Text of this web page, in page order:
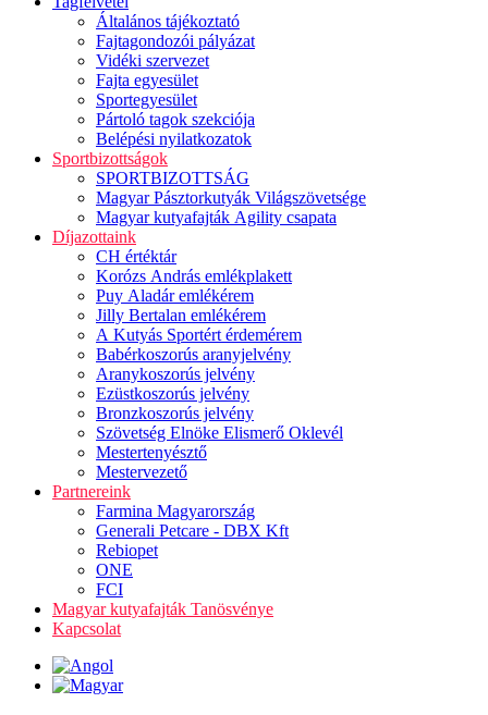
Általános tájékoztató
Fajtagondozói pályázat
Vidéki szervezet
Fajta egyesület
Sportegyesület
Pártoló tagok szekciója
Belépési nyilatkozatok
Sportbizottságok
SPORTBIZOTTSÁG
Magyar Pásztorkutyák Világszövetsége
Magyar kutyafajták Agility csapata
Díjazottaink
CH értéktár
Korózs András emlékplakett
Puy Aladár emlékérem
Jilly Bertalan emlékérem
A Kutyás Sportért érdemérem
Babérkoszorús aranyjelvény
Aranykoszorús jelvény
Ezüstkoszorús jelvény
Bronzkoszorús jelvény
Szövetség Elnöke Elismerő Oklevél
Mestertenyésztő
Mestervezető
Partnereink
Farmina Magyarország
Generali Petcare - DBX Kft
Rebiopet
ONE
FCI
Magyar kutyafajták Tanösvénye
Kapcsolat